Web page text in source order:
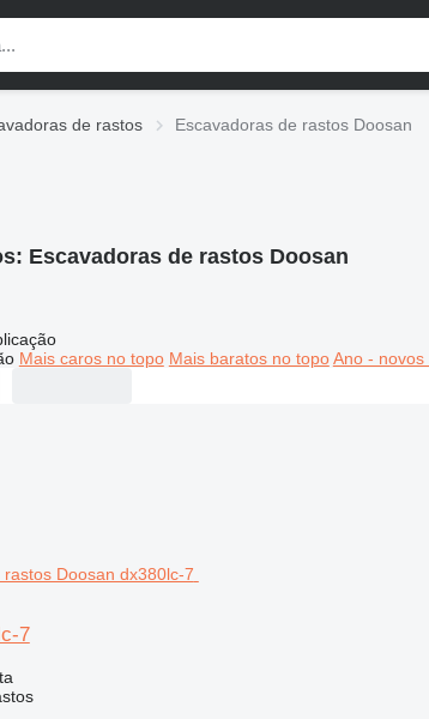
de rastos Escavadoras de rastos Doosan
Escavadoras de rastos Doosan
Mais caros no topo Mais baratos no topo Ano - novos
7